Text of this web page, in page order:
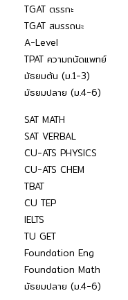
TGAT ตรรกะ
TGAT สมรรถนะ
A-Level
TPAT ความถนัดแพทย์
มัธยมต้น (ม.1-3)
มัธยมปลาย (ม.4-6)
SAT MATH
SAT VERBAL
CU-ATS PHYSICS
CU-ATS CHEM
TBAT
CU TEP
IELTS
TU GET
Foundation Eng
Foundation Math
มัธยมปลาย (ม.4-6)